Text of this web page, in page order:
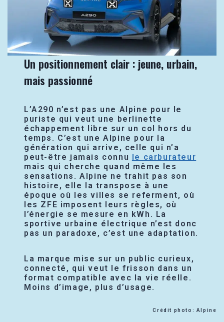
Un positionnement clair : jeune, urbain,
mais passionné
L’A290 n’est pas une Alpine pour le
puriste qui veut une berlinette
échappement libre sur un col hors du
temps. C’est une Alpine pour la
génération qui arrive, celle qui n’a
peut-être jamais connu le carburateur
mais qui cherche quand même les
sensations. Alpine ne trahit pas son
histoire, elle la transpose à une
époque où les villes se referment, où
les ZFE imposent leurs règles, où
l’énergie se mesure en kWh. La
sportive urbaine électrique n’est donc
pas un paradoxe, c’est une adaptation.
La marque mise sur un public curieux,
connecté, qui veut le frisson dans un
format compatible avec la vie réelle.
Moins d’image, plus d’usage.
Crédit photo: Alpine